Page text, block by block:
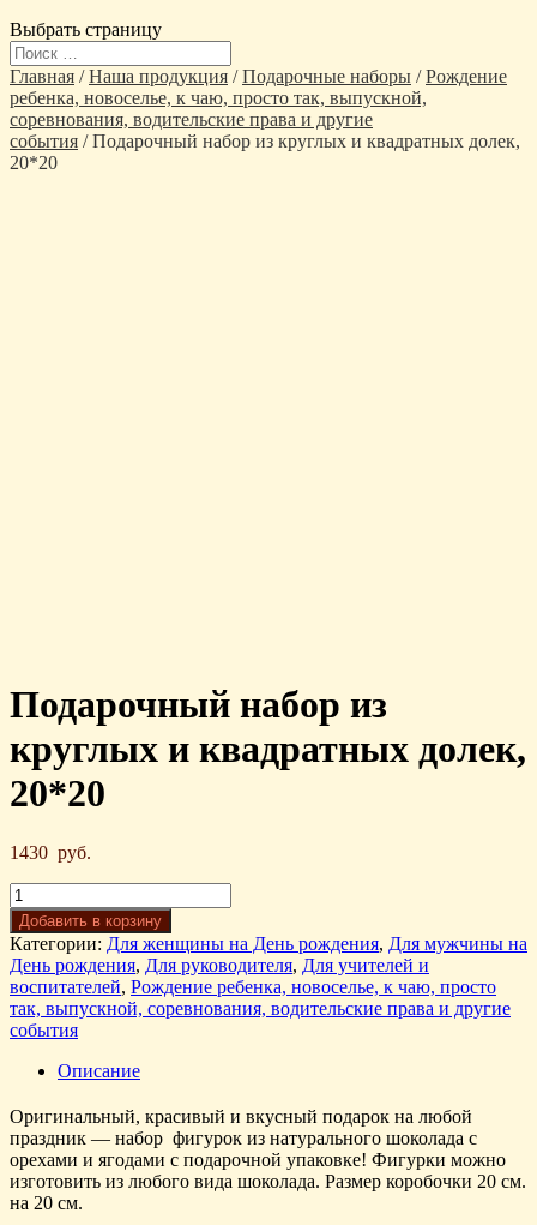
Выбрать страницу
Главная /Наша продукция /Подарочные наборы /Рождение
ребенка, новоселье, к чаю, просто так, выпускной,
соревнования, водительские права и другие
события / Подарочный набор из круглых и квадратных долек,
20*20
Подарочный набор из
круглых и квадратных долек,
20*20
1430 руб.
Добавить в корзину
Категории: Для женщины на День рождения, Для мужчины на
День рождения, Для руководителя, Для учителей и
воспитателей, Рождение ребенка, новоселье, к чаю, просто
так, выпускной, соревнования, водительские права и другие
события
Описание
Оригинальный, красивый и вкусный подарок на любой
праздник — набор фигурок из натурального шоколада с
орехами и ягодами с подарочной упаковке! Фигурки можно
изготовить из любого вида шоколада. Размер коробочки 20 см.
на 20 см.